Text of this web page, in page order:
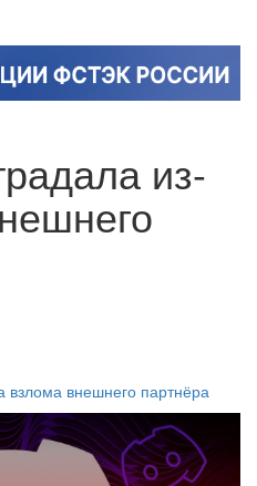
из-
взлома внешнего партнёра